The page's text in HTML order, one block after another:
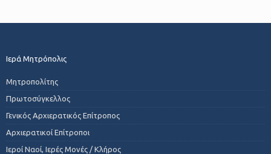
Ιερά Μητρόπολις
Μητροπολίτης
Πρωτοσύγκελλος
Γενικός Αρχιερατικός Επίτροπος
Αρχιερατικοί Επίτροποι
Ιεροί Ναοί, Ιερές Μονές / Κλήρος